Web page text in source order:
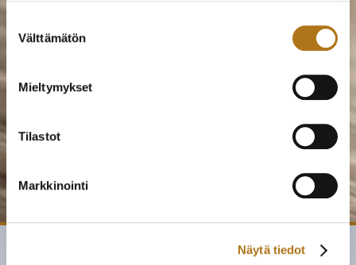
valinta
Välttämätön
Mieltymykset
Tilastot
Markkinointi
Näytä tiedot